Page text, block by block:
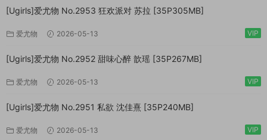
[Ugirls]爱尤物 No.2953 狂欢派对 苏拉 [35P305MB]
爱尤物 2026-05-13 VIP
[Ugirls]爱尤物 No.2952 甜味心醉 歆瑶 [35P267MB]
爱尤物 2026-05-13 VIP
[Ugirls]爱尤物 No.2951 私欲 沈佳熹 [35P240MB]
爱尤物 2026-05-13 VIP